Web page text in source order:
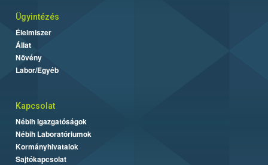
Ügyintézés
Élelmiszer
Állat
Növény
Labor/Egyéb
Kapcsolat
Nébih Igazgatóságok
Nébih Laboratóriumok
Kormányhivatalok
Sajtókapcsolat